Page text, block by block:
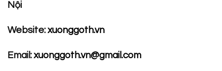
Nội
Website: xuonggoth.vn
Email: xuonggoth.vn@gmail.com